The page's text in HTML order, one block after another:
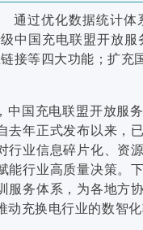
通过优化数据统计体
级中国充电联盟开放
接等四大功能；扩充
中国充电联盟开放服
去年正式发布以来，
行业信息碎片化、资
能行业高质量决策。
服务体系，为各地方
动充换电行业的数智化